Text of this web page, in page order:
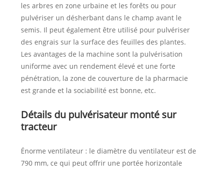
les arbres en zone urbaine et les forêts ou pour
pulvériser un désherbant dans le champ avant le
semis. Il peut également être utilisé pour pulvériser
des engrais sur la surface des feuilles des plantes.
Les avantages de la machine sont la pulvérisation
uniforme avec un rendement élevé et une forte
pénétration, la zone de couverture de la pharmacie
est grande et la sociabilité est bonne, etc.
Détails du pulvérisateur monté sur
tracteur
Énorme ventilateur : le diamètre du ventilateur est de
790 mm, ce qui peut offrir une portée horizontale